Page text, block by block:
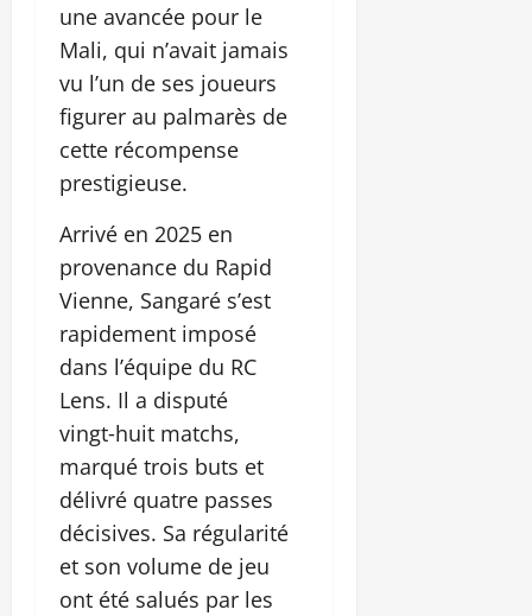
une avancée pour le
Mali, qui n’avait jamais
vu l’un de ses joueurs
figurer au palmarès de
cette récompense
prestigieuse.
Arrivé en 2025 en
provenance du Rapid
Vienne, Sangaré s’est
rapidement imposé
dans l’équipe du RC
Lens. Il a disputé
vingt‑huit matchs,
marqué trois buts et
délivré quatre passes
décisives. Sa régularité
et son volume de jeu
ont été salués par les